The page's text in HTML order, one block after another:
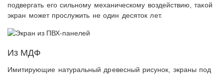
подвергать его сильному механическому воздействию, такой
экран может прослужить не один десяток лет.
Из МДФ
Имитирующие натуральный древесный рисунок, экраны под